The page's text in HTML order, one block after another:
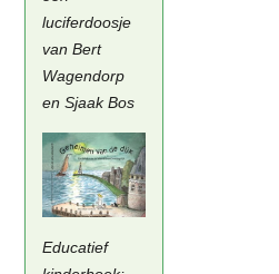
luciferdoosje
van Bert
Wagendorp
en Sjaak Bos
Educatief